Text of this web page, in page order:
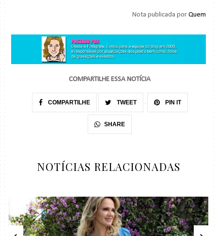
Nota publicada por Quem
COMPARTILHE ESSA NOTÍCIA
COMPARTILHE TWEET PIN IT
SHARE
NOTÍCIAS RELACIONADAS